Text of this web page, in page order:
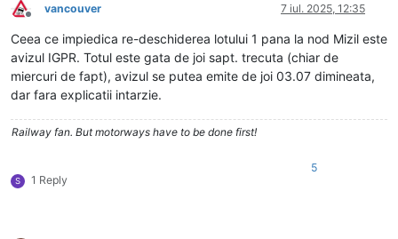
Deconectat
vancouver 7 iul. 2025, 12:35
Ceea ce impiedica re-deschiderea lotului 1 pana la nod Mizil este
avizul IGPR. Totul este gata de joi sapt. trecuta (chiar de
miercuri de fapt), avizul se putea emite de joi 03.07 dimineata,
dar fara explicatii intarzie.
Railway fan. But motorways have to be done first!
S 1 Reply
5